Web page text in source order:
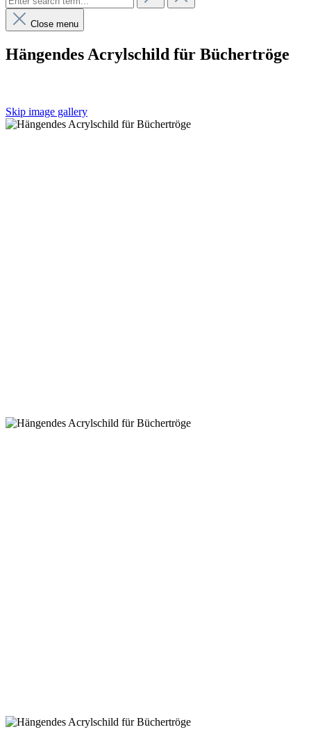
Close menu
Hängendes Acrylschild für Büchertröge
Skip image gallery